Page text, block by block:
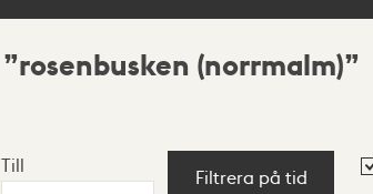
rosenbusken (norrmalm)
Till
Filtrera på tid